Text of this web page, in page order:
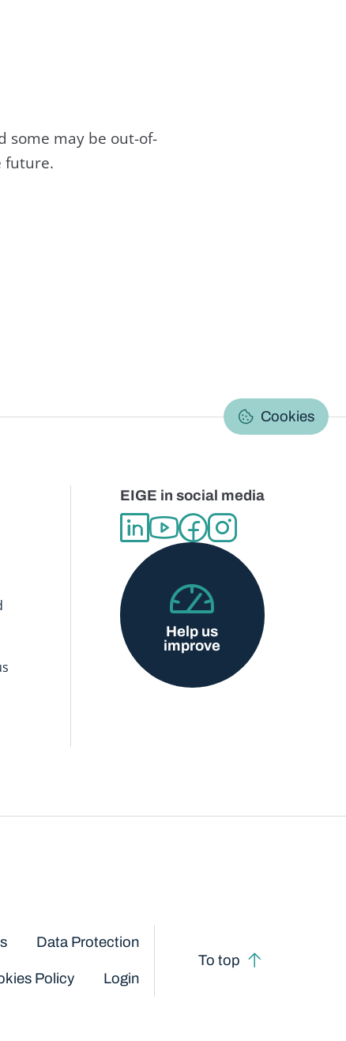
some may be out-of-
future.
Cookies
EIGE in social media
Help us
improve
Data Protection
Policy Login
To top